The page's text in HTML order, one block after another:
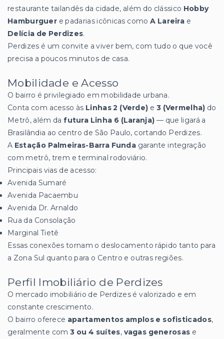
restaurante tailandês da cidade, além do clássico Hobby
Hamburguer e padarias icônicas comoA Lareira e
Delícia de Perdizes.
Perdizes é um convite a viver bem, com tudo o que você
precisa a poucos minutos de casa.
Mobilidade e Acesso
O bairro é privilegiado em mobilidade urbana.
Conta com acesso às Linhas 2 (Verde) e 3 (Vermelha) do
Metrô, além dafutura Linha 6 (Laranja) — que ligará a
Brasilândia ao centro de São Paulo, cortando Perdizes.
A Estação Palmeiras-Barra Funda garante integração
com metrô, trem e terminal rodoviário.
Principais vias de acesso:
Avenida Sumaré
Avenida Pacaembu
Avenida Dr. Arnaldo
Rua da Consolação
Marginal Tietê
Essas conexões tornam o deslocamento rápido tanto para
a Zona Sul quanto para o Centro e outras regiões.
Perfil Imobiliário de Perdizes
O mercado imobiliário de Perdizes é valorizado e em
constante crescimento.
O bairro oferece apartamentos amplos e sofisticados,
geralmente com3 ou 4 suítes, vagas generosas e